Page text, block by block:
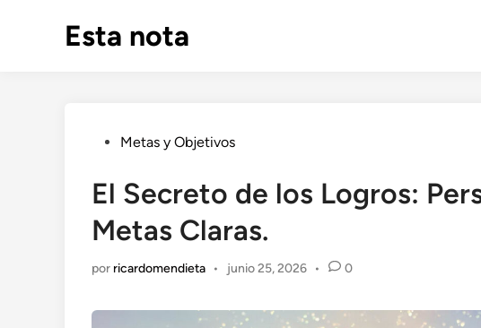
Esta nota
Publicado
Metas y Objetivos
El Secreto de los Logros:
Metas Claras.
por ricardomendieta • junio 25, 2026 • 0